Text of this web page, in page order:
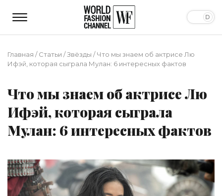
Главная /Статьи /Звёзды /Что мы знаем об актрисе Лю
Ифэй, которая сыграла Мулан: 6 интересных фактов
Что мы знаем об актрисе Лю
Ифэй, которая сыграла
Мулан: 6 интересных фактов